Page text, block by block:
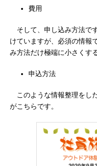
費用
そして、申し込み方法で
けていますが、必須の情報
み方法だけ極端に小さくす
申込方法
このような情報整理をし
がこちらです。